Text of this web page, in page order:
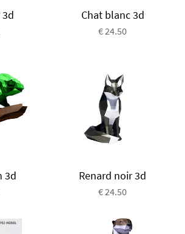
Chat blanc 3d
€ 24.50
3d Renard noir 3d
€ 24.50